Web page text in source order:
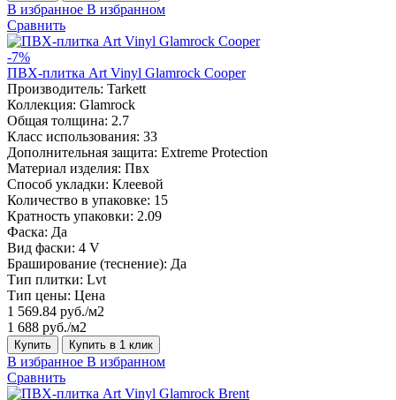
В избранное В избранном
Сравнить
-7%
ПВХ-плитка Art Vinyl Glamrock Cooper
Производитель: Tarkett
Коллекция: Glamrock
Общая толщина: 2.7
Класс использования: 33
Дополнительная защита: Extreme Protection
Материал изделия: Пвх
Способ укладки: Клеевой
Количество в упаковке: 15
Кратность упаковки: 2.09
Фаска: Да
Вид фаски: 4 V
Браширование (теснение): Да
Тип плитки: Lvt
Тип цены: Цена
1 569.84 руб./м2
1 688 руб./м2
Купить Купить в 1 клик
В избранное В избранном
Сравнить